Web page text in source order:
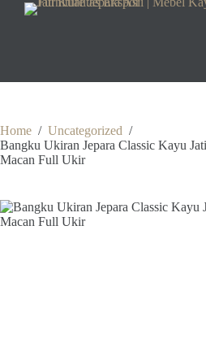
Home / Uncategorized /
Bangku Ukiran Jepara Classic Kayu
Macan Full Ukir